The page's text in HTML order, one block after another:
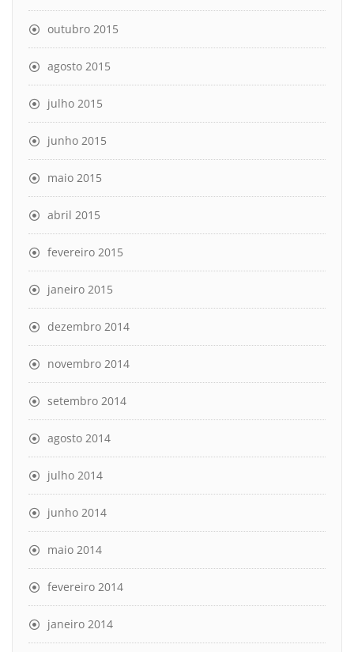
outubro 2015
agosto 2015
julho 2015
junho 2015
maio 2015
abril 2015
fevereiro 2015
janeiro 2015
dezembro 2014
novembro 2014
setembro 2014
agosto 2014
julho 2014
junho 2014
maio 2014
fevereiro 2014
janeiro 2014